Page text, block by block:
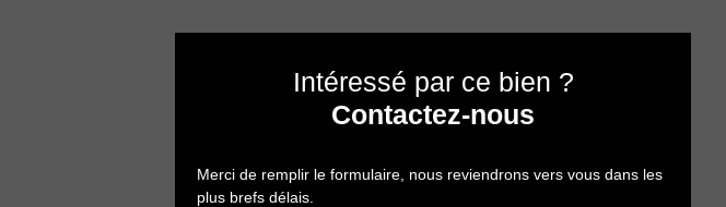
Intéressé par ce bien ?
Contactez-nous
Merci de remplir le formulaire, nous reviendrons vers vous dans les
plus brefs délais.